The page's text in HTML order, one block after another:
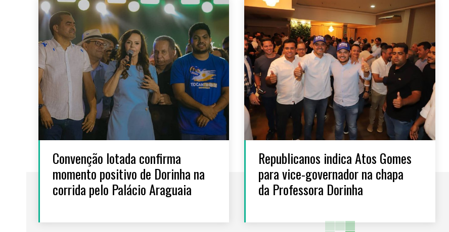
Convenção lotada confirma
momento positivo de Dorinha na
corrida pelo Palácio Araguaia
Republicanos indica Atos Gomes
para vice-governador na chapa
da Professora Dorinha